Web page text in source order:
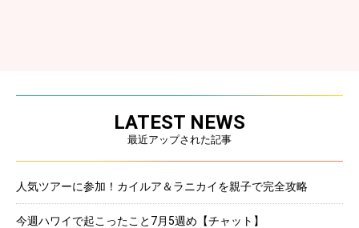
LATEST NEWS
最近アップされた記事
人気ツアーに参加！カイルア＆ラニカイを親子で完全攻略
今週ハワイで起こったこと7月5週め【チャット】